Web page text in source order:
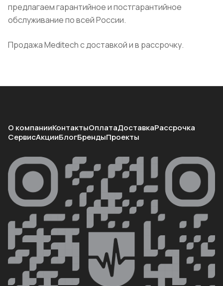
предлагаем гарантийное и постгарантийное
обслуживание по всей России.
Продажа Meditech с доставкой и в рассрочку.
О компанииКонтактыОплатаДоставкаРассрочка
СервисАкцииБлогБрендыПроекты